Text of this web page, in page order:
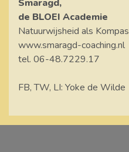
Smaragd,
de BLOEI Academie
Natuurwijsheid als Kompas
www.smaragd-coaching.nl
tel. 06-48.7229.17
FB, TW, LI: Yoke de Wilde